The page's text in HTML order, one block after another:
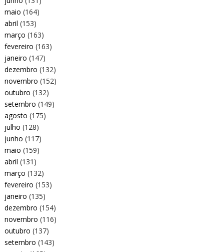
maio (164)
abril (153)
março (163)
fevereiro (163)
janeiro (147)
dezembro (132)
novembro (152)
outubro (132)
setembro (149)
agosto (175)
julho (128)
junho (117)
maio (159)
abril (131)
março (132)
fevereiro (153)
janeiro (135)
dezembro (154)
novembro (116)
outubro (137)
setembro (143)